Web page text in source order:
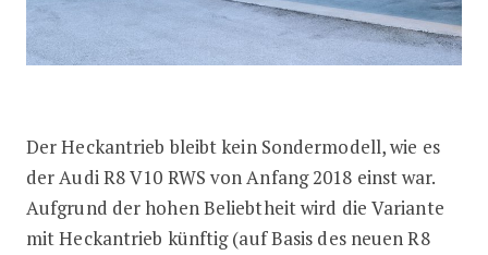
Der Heckantrieb bleibt kein Sondermodell, wie es
der Audi R8 V10 RWS von Anfang 2018 einst war.
Aufgrund der hohen Beliebtheit wird die Variante
mit Heckantrieb künftig (auf Basis des neuen R8